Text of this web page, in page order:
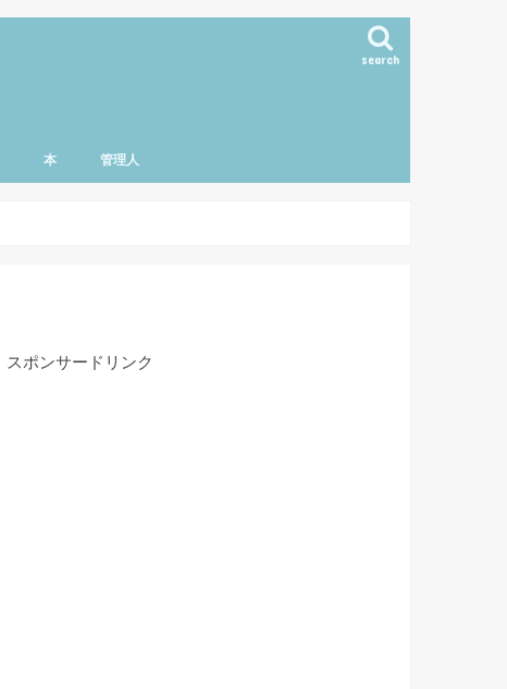
search
本 管理人
スポンサードリンク